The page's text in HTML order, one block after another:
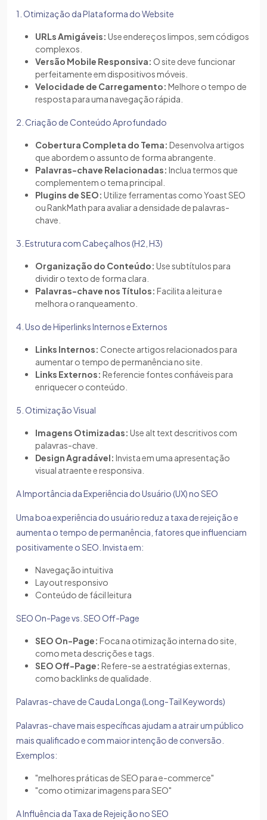
1. Otimização da Plataforma do Website
URLs Amigáveis: Use endereços limpos, sem códigos
complexos.
Versão Mobile Responsiva: O site deve funcionar
perfeitamente em dispositivos móveis.
Velocidade de Carregamento: Melhore o tempo de
resposta para uma navegação rápida.
2. Criação de Conteúdo Aprofundado
Cobertura Completa do Tema: Desenvolva artigos
que abordem o assunto de forma abrangente.
Palavras-chave Relacionadas: Inclua termos que
complementem o tema principal.
Plugins de SEO: Utilize ferramentas como Yoast SEO
ou RankMath para avaliar a densidade de palavras-
chave.
3. Estrutura com Cabeçalhos (H2, H3)
Organização do Conteúdo: Use subtítulos para
dividir o texto de forma clara.
Palavras-chave nos Títulos: Facilita a leitura e
melhora o ranqueamento.
4. Uso de Hiperlinks Internos e Externos
Links Internos: Conecte artigos relacionados para
aumentar o tempo de permanência no site.
Links Externos: Referencie fontes confiáveis para
enriquecer o conteúdo.
5. Otimização Visual
Imagens Otimizadas: Use alt text descritivos com
palavras-chave.
Design Agradável: Invista em uma apresentação
visual atraente e responsiva.
A Importância da Experiência do Usuário (UX) no SEO
Uma boa experiência do usuário reduz a taxa de rejeição e
aumenta o tempo de permanência, fatores que influenciam
positivamente o SEO. Invista em:
Navegação intuitiva
Layout responsivo
Conteúdo de fácil leitura
SEO On-Page vs. SEO Off-Page
SEO On-Page: Foca na otimização interna do site,
como meta descrições e tags.
SEO Off-Page: Refere-se a estratégias externas,
como backlinks de qualidade.
Palavras-chave de Cauda Longa (Long-Tail Keywords)
Palavras-chave mais específicas ajudam a atrair um público
mais qualificado e com maior intenção de conversão.
Exemplos:
"melhores práticas de SEO para e-commerce"
"como otimizar imagens para SEO"
A Influência da Taxa de Rejeição no SEO